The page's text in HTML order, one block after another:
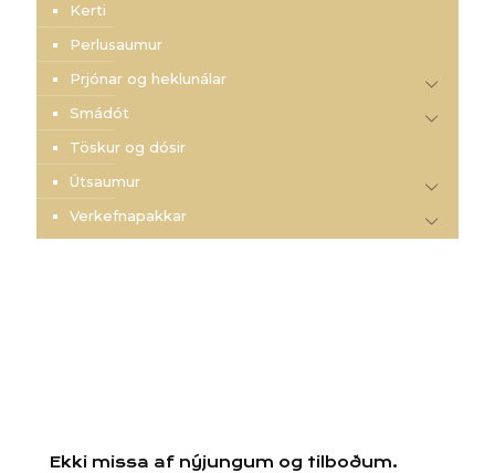
Kerti
Perlusaumur
Prjónar og heklunálar
Smádót
Töskur og dósir
Útsaumur
Verkefnapakkar
Ekki missa af nýjungum og tilboðum.